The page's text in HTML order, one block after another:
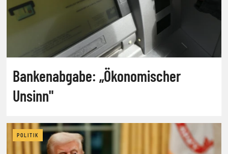
Bankenabgabe: „Ökonomischer
Unsinn"
POLITIK